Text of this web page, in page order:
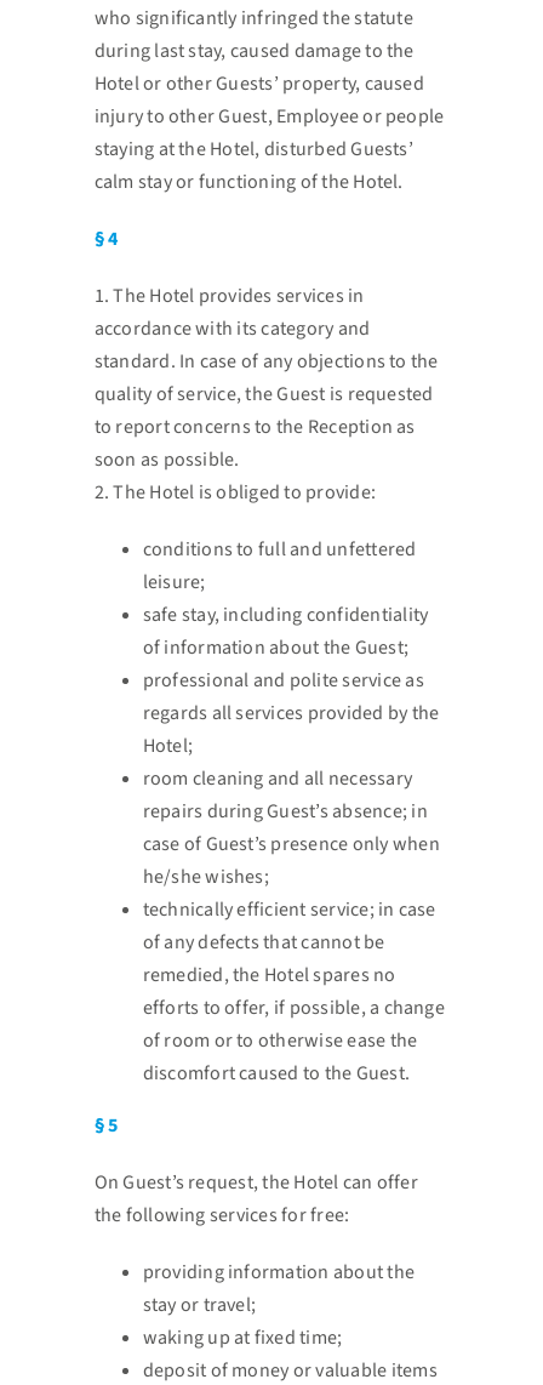
who significantly infringed the statute
during last stay, caused damage to the
Hotel or other Guests’ property, caused
injury to other Guest, Employee orpeople
staying at the Hotel, disturbed Guests’
calm stay or functioning of the Hotel.
§ 4
1. The Hotel provides services in
accordance with its category and
standard. In case of any objections to the
quality of service, the Guest is requested
to report concerns to the Reception as
soon as possible.
2. The Hotel is obliged to provide:
conditions to full and unfettered
leisure;
safe stay, including confidentiality
of information about the Guest;
professional and polite service as
regards all services provided by the
Hotel;
room cleaning and all necessary
repairs during Guest’s absence; in
case of Guest’s presence only when
he/she wishes;
technically efficient service; in case
of any defects that cannot be
remedied, the Hotel spares no
efforts to offer, if possible, a change
of room or to otherwise ease the
discomfort caused to theGuest.
§ 5
On Guest’s request, the Hotel can offer
the following services for free:
providing information about the
stay or travel;
waking up at fixed time;
deposit of money or valuable items